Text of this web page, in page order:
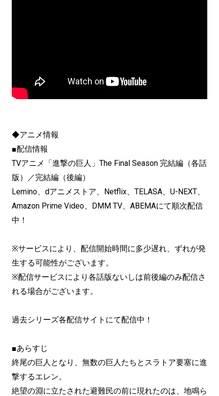
◆アニメ情報
■配信情報
TVアニメ「進撃の巨人」The Final Season 完結編（各話
版）／完結編（後編）
Lemino、dアニメストア、Netflix、TELASA、U-NEXT、
Amazon Prime Video、DMM TV、ABEMAにて順次配信
中！
※サービスにより、配信開始時間に多少遅れ、ずれが発
生する可能性がございます。
※配信サービスにより各話版ないしは前後編のみ配信さ
れる場合がございます。
過去シリーズ各配信サイトにて配信中！
■あらすじ
終尾の巨人となり、無数の巨人たちとスラトア要塞に進
撃するエレン。
絶望の淵に立たされた避難民の前に現れたのは、地鳴ら